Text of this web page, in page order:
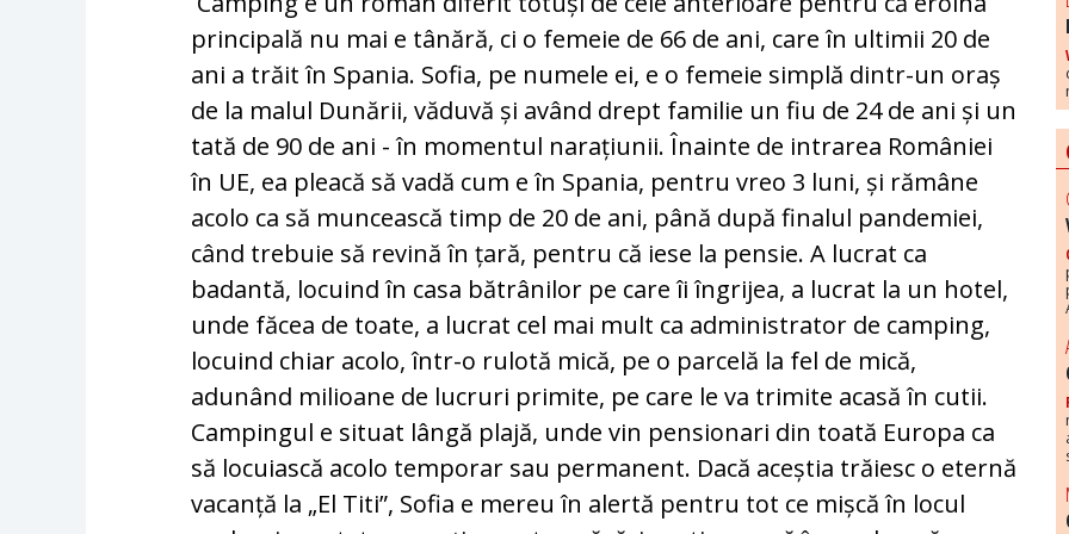
principală nu mai e tânără, ci o femeie de 66 de ani, care în ultimii 20 de
ani a trăit în Spania. Sofia, pe numele ei, e o femeie simplă dintr-un oraș
de la malul Dunării, văduvă și având drept familie un fiu de 24 de ani și un
tată de 90 de ani - în momentul narațiunii. Înainte de intrarea României
în UE, ea pleacă să vadă cum e în Spania, pentru vreo 3 luni, și rămâne
acolo ca să muncească timp de 20 de ani, până după finalul pandemiei,
când trebuie să revină în țară, pentru că iese la pensie. A lucrat ca
badantă, locuind în casa bătrânilor pe care îi îngrijea, a lucrat la un hotel,
unde făcea de toate, a lucrat cel mai mult ca administrator de camping,
locuind chiar acolo, într-o rulotă mică, pe o parcelă la fel de mică,
adunând milioane de lucruri primite, pe care le va trimite acasă în cutii.
Campingul e situat lângă plajă, unde vin pensionari din toată Europa ca
să locuiască acolo temporar sau permanent. Dacă aceștia trăiesc o eternă
vacanță la „El Titi”, Sofia e mereu în alertă pentru tot ce mișcă în locul